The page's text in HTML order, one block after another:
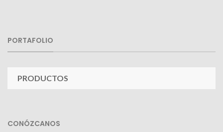
PORTAFOLIO
PRODUCTOS
CONÓZCANOS